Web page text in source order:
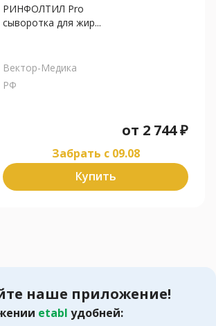
РИНФОЛТИЛ Pro
сыворотка для жир...
Вектор-Медика
РФ
от 2 744₽
Забрать c 09.08
Купить
наше приложение!
etabl удобней: